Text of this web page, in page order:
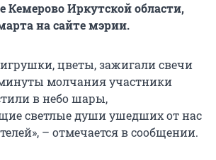
Кемерово Иркутской области,
на сайте мэрии.
цветы, зажигали свечи
молчания участники
в небо шары,
светлые души ушедших от нас
– отмечается в сообщении.